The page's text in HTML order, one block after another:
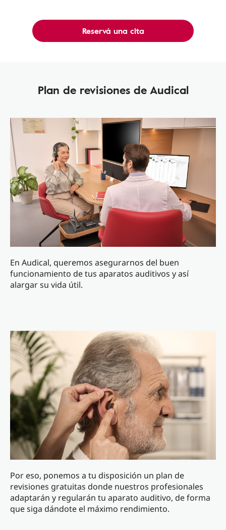
Reservá una cita
Plan de revisiones de Audical
En Audical, queremos asegurarnos del buen
funcionamiento de tus aparatos auditivos y así
alargar su vida útil.
Por eso, ponemos a tu disposición un plan de
revisiones gratuitas donde nuestros profesionales
adaptarán y regularán tu aparato auditivo, de forma
que siga dándote el máximo rendimiento.